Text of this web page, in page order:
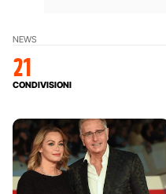
NEWS
21
CONDIVISIONI